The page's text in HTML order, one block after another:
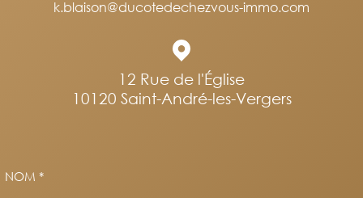
k.blaison@ducotedechezvous-immo.com
12 Rue de l'Église
10120
Saint-André-les-Vergers
NOM *